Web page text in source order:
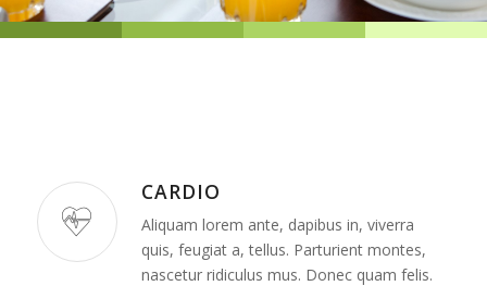
CARDIO
Aliquam lorem ante, dapibus in, viverra
quis, feugiat a, tellus. Parturient montes,
nascetur ridiculus mus. Donec quam felis.